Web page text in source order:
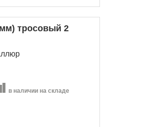
тросовый 2
в наличии на складе